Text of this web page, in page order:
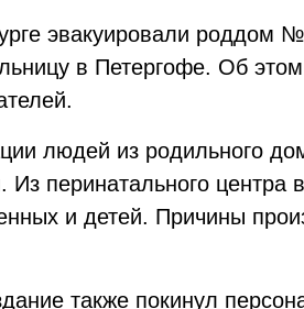
эвакуировали роддом
в Петергофе. Об этом
людей из родильного
Из перинатального центра
и детей. Причины
также покинул